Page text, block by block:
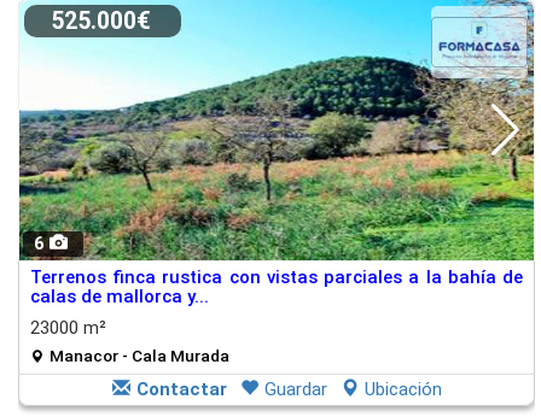
6
525.000€
Terrenos finca rustica con vistas parciales a la bahía de
calas de mallorca y...
23000 m²
Manacor - Cala Murada
Contactar Guardar Ubicación